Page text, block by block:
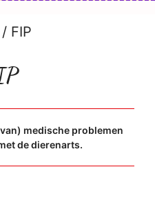
/ FIP
medische problemen
de dierenarts.